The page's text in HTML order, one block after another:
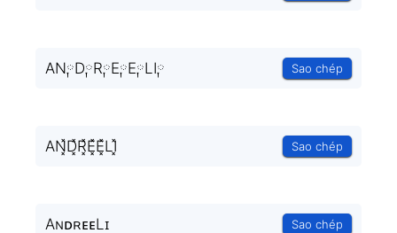
AN༙D༙R༙E༙E༙LI༙ Sao chép
AN͓̽D͓̽R͓̽E͓̽E͓̽LI͓̽ Sao chép
AɴᴅʀᴇᴇLɪ Sao chép